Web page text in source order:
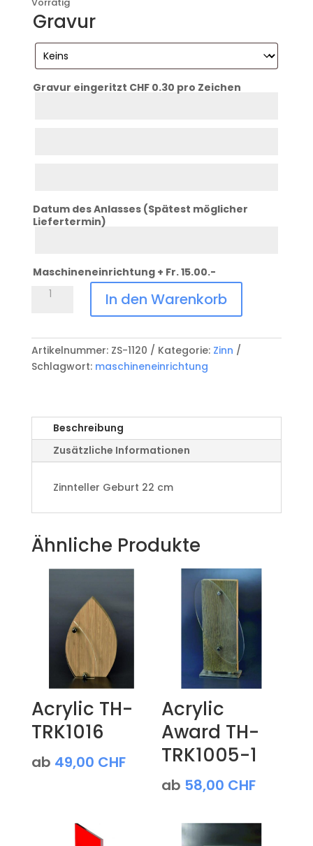
Gravur
Gravur eingeritzt CHF 0.30 pro Zeichen
Datum des Anlasses (Spätest möglicher
Liefertermin)
Maschineneinrichtung + Fr. 15.00.-
Zinnteller
In den Warenkorb
Artikelnummer: ZS-1120 Kategorie: Zinn
Schlagwort: maschineneinrichtung
Beschreibung
Zusätzliche Informationen
Zinnteller Geburt 22 cm
Ähnliche Produkte
Acrylic TH-
TRK1016
ab 49,00 CHF
Acrylic
Award TH-
TRK1005-1
ab 58,00 CHF